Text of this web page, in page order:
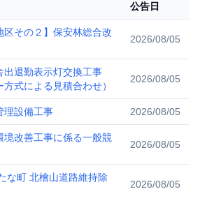
公告日
区その２】保安林総合改
2026/08/05
出退勤表示灯交換工事
方式による見積合わせ）
2026/08/05
理設備工事 2026/08/05
改善工事に係る一般競
2026/08/05
な町 北檜山道路維持除
2026/08/05